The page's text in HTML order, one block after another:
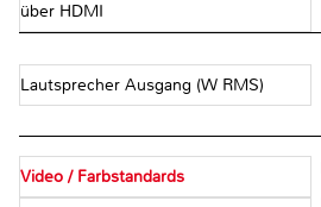
über HDMI
Lautsprecher Ausgang (W RMS)
Video / Farbstandards